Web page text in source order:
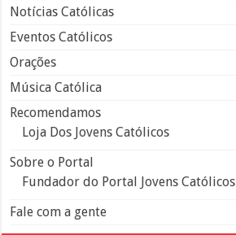
Notícias Católicas
Eventos Católicos
Orações
Música Católica
Recomendamos
Loja Dos Jovens Católicos
Sobre o Portal
Fundador do Portal Jovens Católicos
Fale com a gente